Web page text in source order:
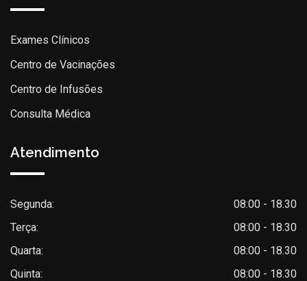
Exames Clínicos
Centro de Vacinações
Centro de Infusões
Consulta Médica
Atendimento
Segunda:
08:00 - 18.30
Terça:
08:00 - 18.30
Quarta:
08:00 - 18.30
Quinta:
08:00 - 18.30